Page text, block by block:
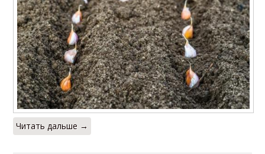
Читать дальше →